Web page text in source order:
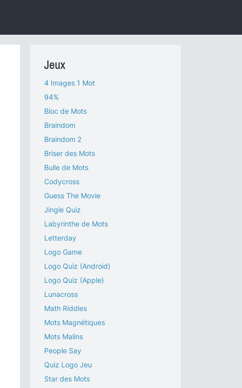
Jeux
4 Images 1 Mot
94%
Bloc de Mots
Braindom
Braindom 2
Briser des Mots
Bulle de Mots
Codycross
Guess The Movie
Jingle Quiz
Labyrinthe de Mots
Letterday
Logo Game
Logo Quiz (Android)
Logo Quiz (Apple)
Lunacross
Math Riddles
Mots Magnétiques
Mots Malins
People Say
Quiz Logo Jeu
Star des Mots